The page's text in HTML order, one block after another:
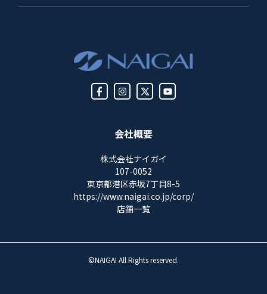
会社概要
株式会社ナイガイ
107-0052
東京都港区赤坂7丁目8-5
https://www.naigai.co.jp/corp/
店舗一覧
©NAIGAI All Rights reserved.